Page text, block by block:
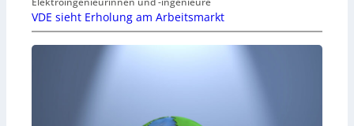
VDE sieht Erholung am Arbeitsmarkt